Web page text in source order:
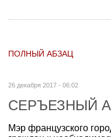
ПОЛНЫЙ АБЗАЦ
26 декабря 2017 - 06:02
СЕРЪЕЗНЫЙ
Мэр французского